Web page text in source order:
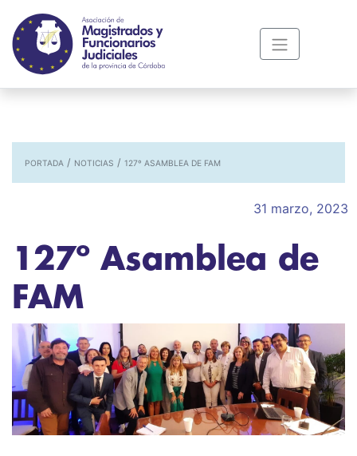
PORTADA / NOTICIAS / 127º ASAMBLEA DE FAM
31 marzo, 2023
127º Asamblea de
FAM